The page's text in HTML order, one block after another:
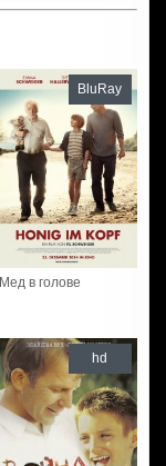
Мед в голове
BluRay
hd